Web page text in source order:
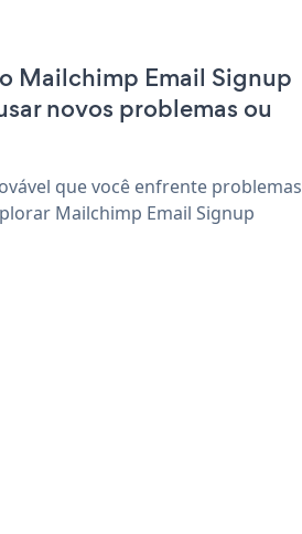
Mailchimp Email Signup
novos problemas ou
que você enfrente problemas
Mailchimp Email Signup